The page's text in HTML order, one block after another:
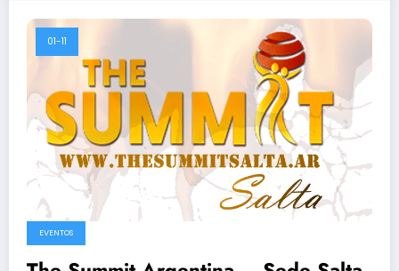
01-11
EVENTOS